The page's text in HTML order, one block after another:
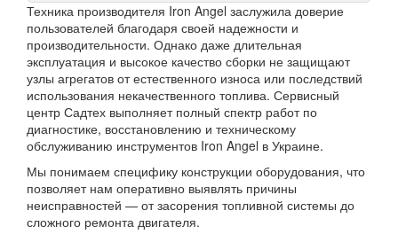
Техника производителя Iron Angel заслужила доверие
пользователей благодаря своей надежности и
производительности. Однако даже длительная
эксплуатация и высокое качество сборки не защищают
узлы агрегатов от естественного износа или последствий
использования некачественного топлива. Сервисный
центр Садтех выполняет полный спектр работ по
диагностике, восстановлению и техническому
обслуживанию инструментов Iron Angel в Украине.
Мы понимаем специфику конструкции оборудования, что
позволяет нам оперативно выявлять причины
неисправностей — от засорения топливной системы до
сложного ремонта двигателя.